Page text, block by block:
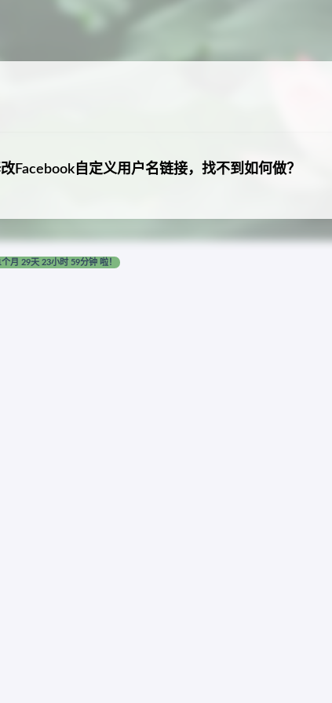
Facebook自定义用户名链接，找不到如何做？
月 29天 23小时 59分钟 啦！